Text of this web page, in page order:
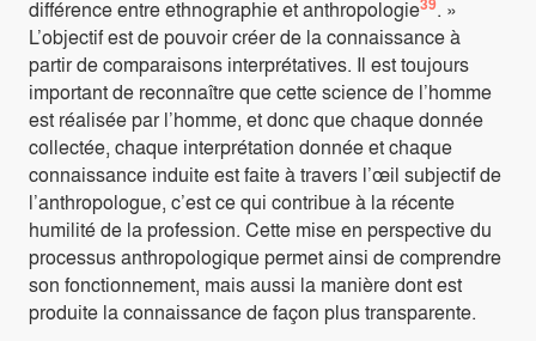
différence entre ethnographie et anthropologie
. »
L’objectif est de pouvoir créer de la connaissance à
partir de comparaisons interprétatives. Il est toujours
important de reconnaître que cette science de l’homme
est réalisée par l’homme, et donc que chaque donnée
collectée, chaque interprétation donnée et chaque
connaissance induite est faite à travers l’œil subjectif de
l’anthropologue, c’est ce qui contribue à la récente
humilité de la profession. Cette mise en perspective du
processus anthropologique permet ainsi de comprendre
son fonctionnement, mais aussi la manière dont est
produite la connaissance de façon plus transparente.